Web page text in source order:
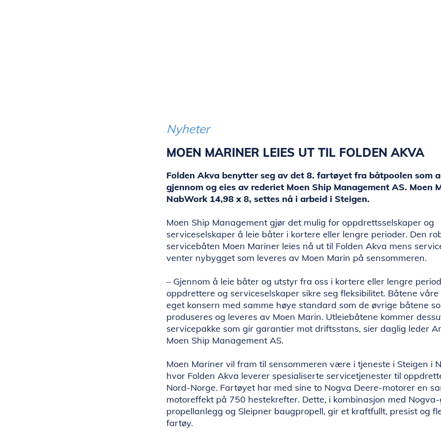
Nyheter
MOEN MARINER LEIES UT TIL FOLDEN AKVA
Folden Akva benytter seg av det 8. fartøyet fra båtpoolen som
gjennom og eies av rederiet Moen Ship Management AS. Moen
NabWork 14,98 x 8, settes nå i arbeid i Steigen.
Moen Ship Management gjør det mulig for oppdrettsselskaper og
serviceselskaper å leie båter i kortere eller lengre perioder. Den
servicebåten Moen Mariner leies nå ut til Folden Akva mens
venter nybygget som leveres av Moen Marin på sensommeren.
– Gjennom å leie båter og utstyr fra oss i kortere eller lengre
oppdrettere og serviceselskaper sikre seg fleksibilitet. Båtene
eget konsern med samme høye standard som de øvrige båtene
produseres og leveres av Moen Marin. Utleiebåtene kommer
servicepakke som gir garantier mot driftsstans, sier daglig leder
Moen Ship Management AS.
Moen Mariner vil fram til sensommeren være i tjeneste i Steigen i
hvor Folden Akva leverer spesialiserte servicetjenester til
Nord-Norge. Fartøyet har med sine to Nogva Deere-motorer en
motoreffekt på 750 hestekrefter. Dette, i kombinasjon med
propellanlegg og Sleipner baugpropell, gir et kraftfullt, presist og
fartøy.